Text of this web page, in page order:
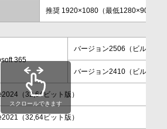
マイページ
推奨 1920×1080（最低1280×900）
365
バージョン2506（ビルド
バージョン2410（ビルド
（32,64ビット版）
（32,64ビット版）
スクロールできます